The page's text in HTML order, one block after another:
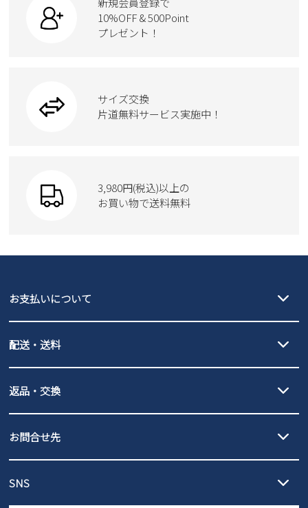
ワークシューズ
ウェア
moz
ローファー
ブーツ
Parade
GAP
スクール
new balance
瞬足
ハンドバッグ
トートバッグ
ケア用品
10%OFF & 500Point
プレゼント！
サイズ交換
片道無料サービス実施中！
3,980円(税込)以上の
お買い物で送料無料
お支払いについて
PayPay（オンライン決済）、代金引換のご利用が可能です。
配送・送料
北海道・本州・四国・九州…550円
3,980円（税込）以上お買い上げで送料無料
発送日・送料詳細については
ご利用ください。
全国一律…220円（税込）
発送日・送料詳細についてはご利用ガイドを
ご利用ください。
返品・交換
の片道無料サービスを実施中！
ントとしても安心してご利用いただけるよう、サイズ交換の受付期
お問合せ先
営業時間：11時～17時
SNS